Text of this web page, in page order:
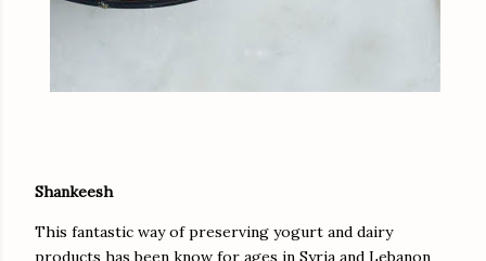
Shankeesh
This fantastic way of preserving yogurt and dairy
products has been know for ages in Syria and Lebanon